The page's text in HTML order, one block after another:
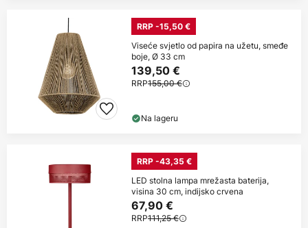
RRP -15,50 €
Viseće svjetlo od papira na užetu, smeđe
boje, Ø 33 cm
139,50 €
RRP155,00 €
Na lageru
RRP -43,35 €
LED stolna lampa mrežasta baterija,
visina 30 cm, indijsko crvena
67,90 €
RRP111,25 €